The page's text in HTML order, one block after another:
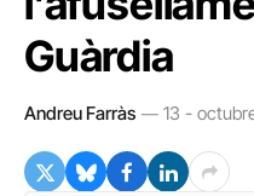
Guàrdia
Andreu Farràs 13 -